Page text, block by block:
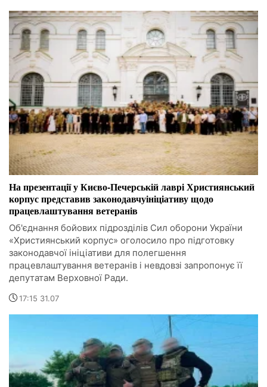
На презентації у Києво-Печерській лаврі Християнський
корпус представив законодавчуініціативу щодо
працевлаштування ветеранів
Об'єднання бойових підрозділів Сил оборони України
«Християнський корпус» оголосило про підготовку
законодавчої ініціативи для полегшення
працевлаштування ветеранів і невдовзі запропонує її
депутатам Верховної Ради.
17:15 31.07